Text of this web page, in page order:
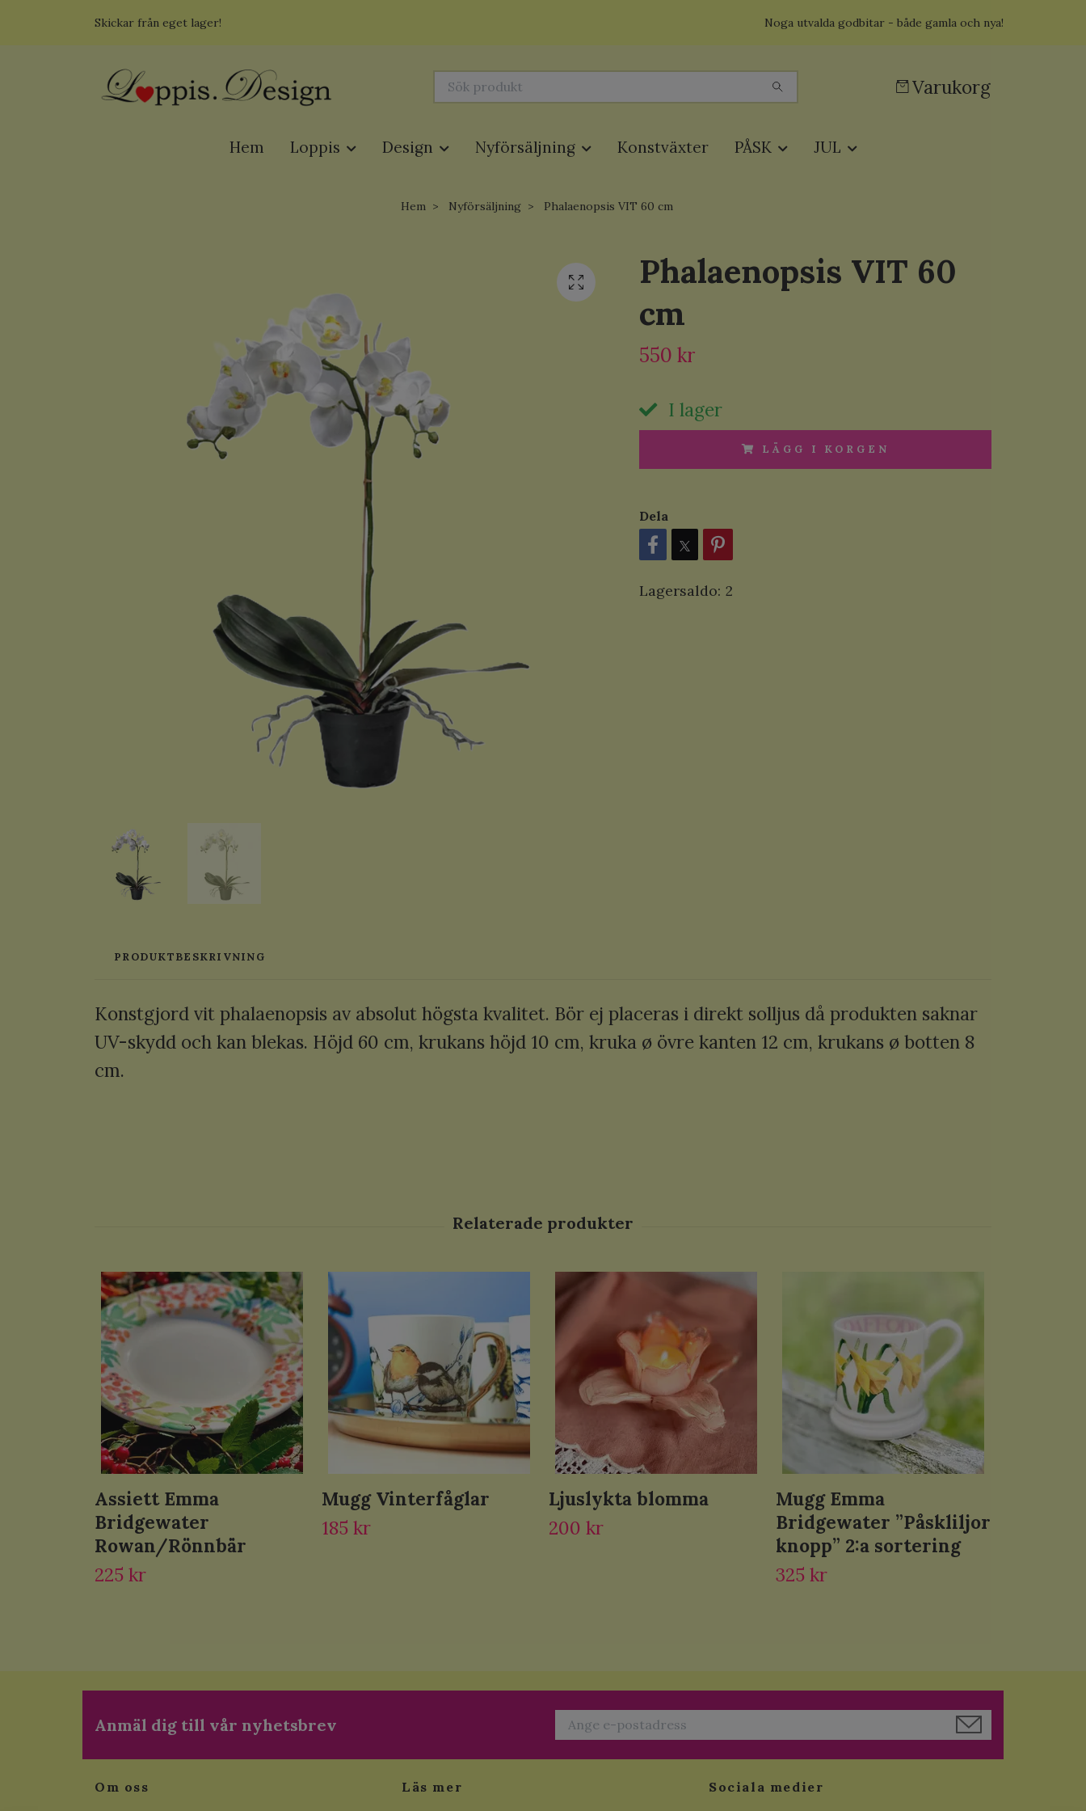
Skickar från eget lager! Noga utvalda godbitar - både gamla och nya!
Varukorg
Hem Loppis Design Nyförsäljning Konstväxter PÅSK JUL
Hem Nyförsäljning Phalaenopsis VIT 60 cm
Phalaenopsis VIT 60
cm
550 kr
I lager
LÄGG I KORGEN
Dela
Lagersaldo: 2
PRODUKTBESKRIVNING
Konstgjord vit phalaenopsis av absolut högsta kvalitet. Bör ej placeras i direkt solljus då produkten saknar
UV-skydd och kan blekas. Höjd 60 cm, krukans höjd 10 cm, kruka ø övre kanten 12 cm, krukans ø botten 8
cm.
Assiett Emma
Bridgewater
Rowan/Rönnbär
225 kr
Mugg Vinterfåglar
185 kr
Ljuslykta blomma
200 kr
Mugg Emma
Bridgewater ”Påskliljor
knopp” 2:a sortering
325 kr
Anmäl dig till vår nyhetsbrev
Om oss Läs mer Sociala medier